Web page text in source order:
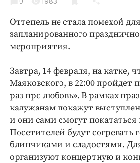
Образование
Общество
Праздники
Происшествия
Спорт
Экономика и бизнес
ПРОЕКТЫ
Блоги
Оттепель не стала помехой для
запланированного
мероприятия.
Завтра, 14 февраля, на катке,
Маяковского, в 22:00 пройдет
раз про любовь». В рамках
калужанам покажут
и они сами смогут покататься
Посетителей будут согревать
блинчиками и сладостями.
организуют концертную и